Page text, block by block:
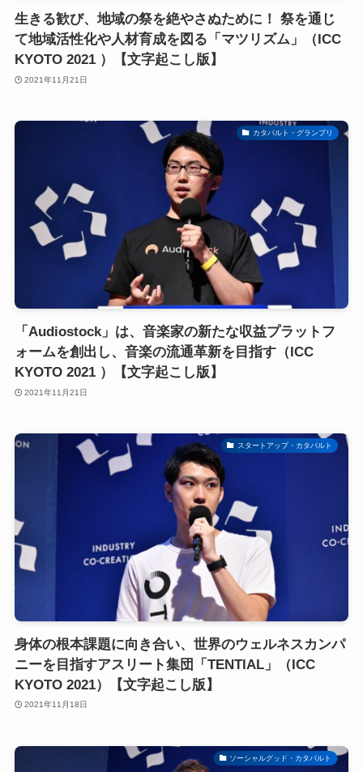
生きる歓び、地域の祭を絶やさぬために！ 祭を通じ
て地域活性化や人材育成を図る「マツリズム」（ICC
KYOTO 2021 ）【文字起こし版】
2021年11月21日
カタパルト・グランプリ
「Audiostock」は、音楽家の新たな収益プラットフ
ォームを創出し、音楽の流通革新を目指す（ICC
KYOTO 2021 ）【文字起こし版】
2021年11月21日
スタートアップ・カタパルト
身体の根本課題に向き合い、世界のウェルネスカンパ
ニーを目指すアスリート集団「TENTIAL」（ICC
KYOTO 2021）【文字起こし版】
2021年11月18日
ソーシャルグッド・カタパルト